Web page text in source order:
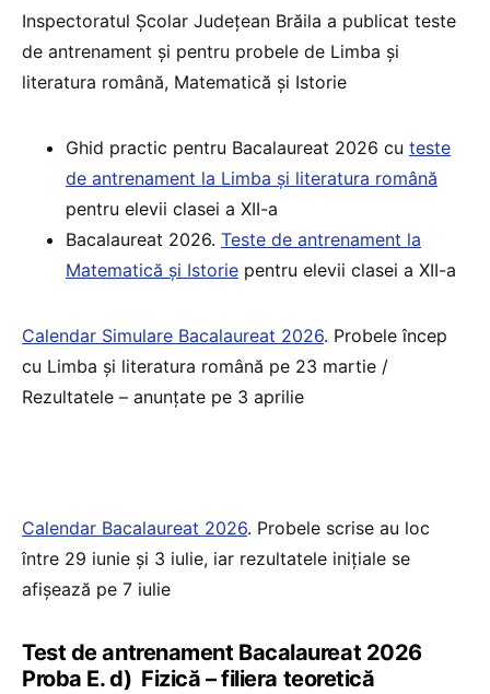
Inspectoratul Şcolar Judeţean Brăila a publicat teste
de antrenament și pentru probele de Limba și
literatura română, Matematică și Istorie
Ghid practic pentru Bacalaureat 2026 cu teste
de antrenament la Limba și literatura română
pentru elevii clasei a XII-a
Bacalaureat 2026. Teste de antrenament la
Matematică și Istorie pentru elevii clasei a XII-a
Calendar Simulare Bacalaureat 2026. Probele încep
cu Limba și literatura română pe 23 martie /
Rezultatele – anunțate pe 3 aprilie
Calendar Bacalaureat 2026. Probele scrise au loc
între 29 iunie și 3 iulie, iar rezultatele inițiale se
afișează pe 7 iulie
Test de antrenament Bacalaureat 2026
Proba E. d) Fizică – filiera teoretică